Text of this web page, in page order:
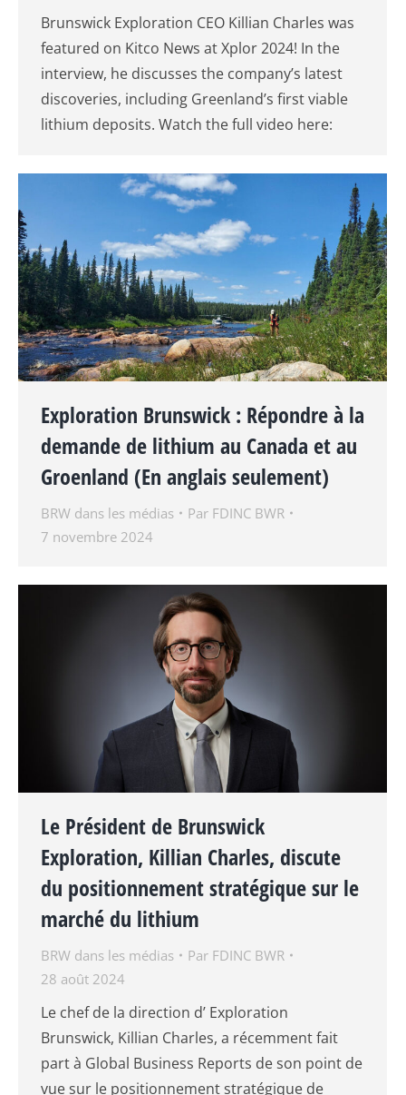
Brunswick Exploration CEO Killian Charles was
featured on Kitco News at Xplor 2024! In the
interview, he discusses the company’s latest
discoveries, including Greenland’s first viable
lithium deposits. Watch the full video here:
Exploration Brunswick : Répondre à la
demande de lithium au Canada et au
Groenland (En anglais seulement)
BRW dans les médias Par FDINC BWR
7 novembre 2024
Le Président de Brunswick
Exploration, Killian Charles, discute
du positionnement stratégique sur le
marché du lithium
BRW dans les médias Par FDINC BWR
28 août 2024
Le chef de la direction d’ Exploration
Brunswick, Killian Charles, a récemment fait
part à Global Business Reports de son point de
vue sur le positionnement stratégique de